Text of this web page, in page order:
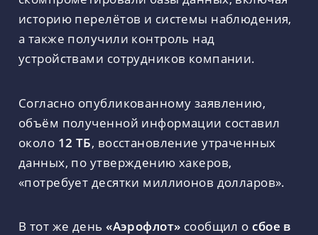
историю перелётов и системы наблюдения,
а также получили контроль над
устройствами сотрудников компании.
Согласно опубликованному заявлению,
объём полученной информации составил
около 12 ТБ, восстановление утраченных
данных, по утверждению хакеров,
«потребует десятки миллионов долларов».
В тот же день«Аэрофлот» сообщил осбое в